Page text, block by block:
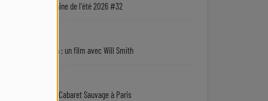
La playlist urbaine de l'été 2026 #32
Jaafar Jackson : un film avec Will Smith
Ryan Leslie au Cabaret Sauvage à Paris